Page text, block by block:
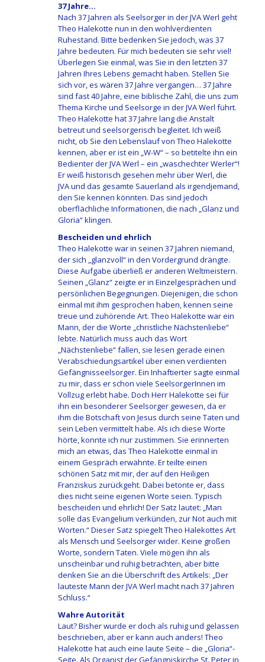
37 Jahre…
Nach 37 Jahren als Seelsorger in der JVA Werl geht
Theo Halekotte nun in den wohlverdienten
Ruhestand. Bitte bedenken Sie jedoch, was 37
Jahre bedeuten. Für mich bedeuten sie sehr viel!
Überlegen Sie einmal, was Sie in den letzten 37
Jahren Ihres Lebens gemacht haben. Stellen Sie
sich vor, es wären 37 Jahre vergangen… 37 Jahre
sind fast 40 Jahre, eine biblische Zahl, die uns zum
Thema Kirche und Seelsorge in der JVA Werl führt.
Theo Halekotte hat 37 Jahre lang die Anstalt
betreut und seelsorgerisch begleitet. Ich weiß
nicht, ob Sie den Lebenslauf von Theo Halekotte
kennen, aber er ist ein „W-W“ – so betitelte ihn ein
Bedienter der JVA Werl – ein „waschechter Werler“!
Er weiß historisch gesehen mehr über Werl, die
JVA und das gesamte Sauerland als irgendjemand,
den Sie kennen könnten. Das sind jedoch
oberflächliche Informationen, die nach „Glanz und
Gloria“ klingen.
Bescheiden und ehrlich
Theo Halekotte war in seinen 37 Jahren niemand,
der sich „glanzvoll“ in den Vordergrund drängte.
Diese Aufgabe überließ er anderen Weltmeistern.
Seinen „Glanz“ zeigte er in Einzelgesprächen und
persönlichen Begegnungen. Diejenigen, die schon
einmal mit ihm gesprochen haben, kennen seine
treue und zuhörende Art. Theo Halekotte war ein
Mann, der die Worte „christliche Nächstenliebe“
lebte. Natürlich muss auch das Wort
„Nächstenliebe“ fallen, sie lesen gerade einen
Verabschiedungsartikel über einen verdienten
Gefängnisseelsorger. Ein Inhaftierter sagte einmal
zu mir, dass er schon viele SeelsorgerInnen im
Vollzug erlebt habe. Doch Herr Halekotte sei für
ihn ein besonderer Seelsorger gewesen, da er
ihm die Botschaft von Jesus durch seine Taten und
sein Leben vermittelt habe. Als ich diese Worte
hörte, konnte ich nur zustimmen. Sie erinnerten
mich an etwas, das Theo Halekotte einmal in
einem Gespräch erwähnte. Er teilte einen
schönen Satz mit mir, der auf den Heiligen
Franziskus zurückgeht. Dabei betonte er, dass
dies nicht seine eigenen Worte seien. Typisch
bescheiden und ehrlich! Der Satz lautet: „Man
solle das Evangelium verkünden, zur Not auch mit
Worten.“ Dieser Satz spiegelt Theo Halekottes Art
als Mensch und Seelsorger wider. Keine großen
Worte, sondern Taten. Viele mögen ihn als
unscheinbar und ruhig betrachten, aber bitte
denken Sie an die Überschrift des Artikels: „Der
lauteste Mann der JVA Werl macht nach 37 Jahren
Schluss.“
Wahre Autorität
Laut? Bisher wurde er doch als ruhig und gelassen
beschrieben, aber er kann auch anders! Theo
Halekotte hat auch eine laute Seite – die „Gloria“-
Seite. Als Organist der Gefängniskirche St. Peter in